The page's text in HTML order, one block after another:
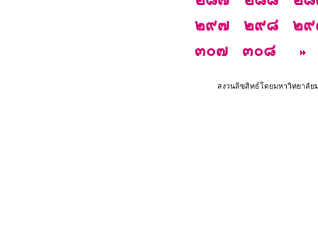
๒๙๗
๒๙๘
๒
๓๐๗
๓๐๘
สงวนลิขสิทธ์โดยมหาวิทยาลั